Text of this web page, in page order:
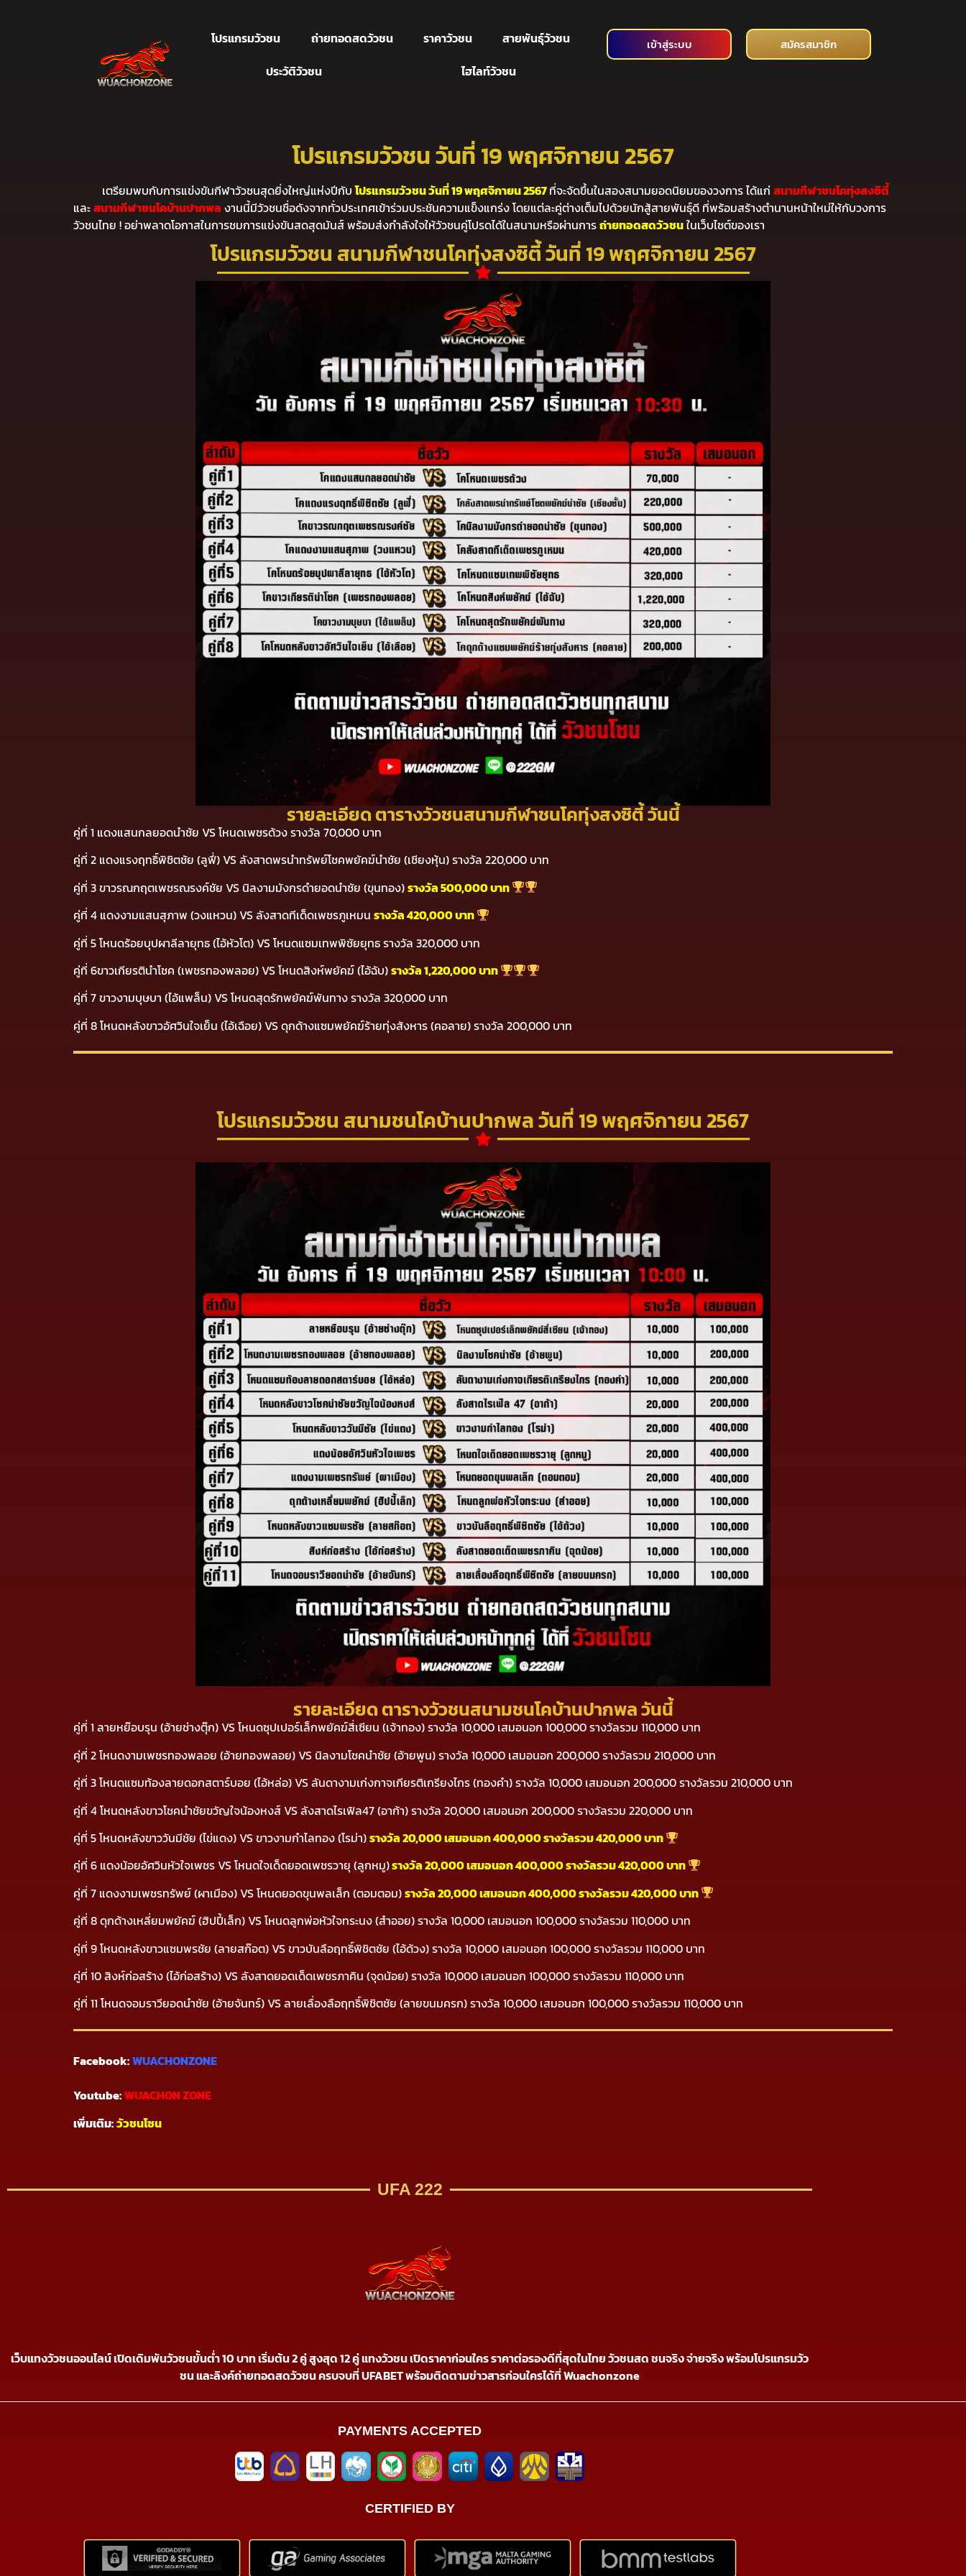
โปรแกรมวัวชน ถ่ายทอดสดวัวชน ราคาวัวชน
สายพันธุ์วัวชน
ประวัติวัวชน
ไฮไลท์วัวชน
เข้าสู่ระบบ สมัครสมาชิก
โปรแกรมวัวชน วันที่ 19 พฤศจิกายน 2567
เตรียมพบกับการแข่งขันกีฬาวัวชนสุดยิ่งใหญ่แห่งปีกับโปรแกรมวัวชน วันที่ 19 พฤศจิกายน 2567ที่จะจัดขึ้นในสองสนามยอดนิยมของวงการ ได้แก่ สนามกีฬาชนโคทุ่งสงซิตี้
และสนามกีฬาชนโคบ้านปากพล งานนี้มีวัวชนชื่อดังจากทั่วประเทศเข้าร่วมประชันความแข็งแกร่ง โดยแต่ละคู่ต่างเต็มไปด้วยนักสู้สายพันธุ์ดี ที่พร้อมสร้างตำนานหน้าใหม่ให้กับวงการ
วัวชนไทย ! อย่าพลาดโอกาสในการชมการแข่งขันสดสุดมันส์ พร้อมส่งกำลังใจให้วัวชนคู่โปรดได้ในสนามหรือผ่านการถ่ายทอดสดวัวชนในเว็บไซต์ของเรา
โปรแกรมวัวชน สนามกีฬาชนโคทุ่งสงซิตี้ วันที่ 19 พฤศจิกายน 2567
รายละเอียด ตารางวัวชนสนามกีฬาชนโคทุ่งสงซิตี้ วันนี้
คู่ที่ 1 แดงแสนกลยอดนำชัย VS โหนดเพชรด้วง รางวัล 70,000 บาท
คู่ที่ 2 แดงแรงฤทธิ์พิชิตชัย (ลูฟี่) VS ลังสาดพรนำทรัพย์โชคพยัคฆ์นำชัย (เชียงหุ้น) รางวัล 220,000 บาท
คู่ที่ 3 ขาวรณกฤตเพชรณรงค์ชัย VS นิลงามมังกรดำยอดนำชัย (ขุนทอง)รางวัล 500,000 บาท
คู่ที่ 4 แดงงามแสนสุภาพ (วงแหวน) VS ลังสาดทีเด็ดเพชรภูเหมน รางวัล 420,000 บาท
คู่ที่ 5 โหนดร้อยบุปผาลีลายุทธ (ไอ้หัวโต) VS โหนดแซมเทพพิชัยยุทธ รางวัล 320,000 บาท
คู่ที่ 6ขาวเกียรตินำโชค (เพชรทองพลอย) VS โหนดสิงห์พยัคฆ์ (ไอ้ฉับ)รางวัล 1,220,000 บาท
คู่ที่ 7 ขาวงามบุษบา (ไอ้แพล็น) VS โหนดสุดรักพยัคฆ์พันทาง รางวัล 320,000 บาท
คู่ที่ 8 โหนดหลังขาวอัศวินใจเย็น (ไอ้เฉือย) VS ดุกด้างแซมพยัคฆ์ร้ายทุ่งสังหาร (คอลาย) รางวัล 200,000 บาท
โปรแกรมวัวชน สนามชนโคบ้านปากพล วันที่ 19 พฤศจิกายน 2567
รายละเอียด ตารางวัวชนสนามชนโคบ้านปากพล วันนี้
คู่ที่ 1 ลายหย๊อบรุน (อ้ายช่างตุ๊ก) VS โหนดซุปเปอร์เล็กพยัคฆ์สี่เซียน (เจ้าทอง) รางวัล 10,000 เสมอนอก 100,000 รางวัลรวม 110,000 บาท
คู่ที่ 2 โหนดงามเพชรทองพลอย (อ้ายทองพลอย) VS นิลงามโชคนำชัย (อ้ายพูน) รางวัล 10,000 เสมอนอก 200,000 รางวัลรวม 210,000 บาท
คู่ที่ 3 โหนดแซมท้องลายดอกสตาร์บอย (ไอ้หล่อ) VS ลันดางามเก่งกาจเกียรติเกรียงไกร (ทองคำ) รางวัล 10,000 เสมอนอก 200,000 รางวัลรวม 210,000 บาท
คู่ที่ 4 โหนดหลังขาวโชคนำชัยขวัญใจน้องหงส์ VS ลังสาดไรเฟิล47 (อาก้า) รางวัล 20,000 เสมอนอก 200,000 รางวัลรวม 220,000 บาท
คู่ที่ 5 โหนดหลังขาววันมีชัย (ไข่แดง) VS ขาวงามกำไลทอง (โรม่า)รางวัล 20,000 เสมอนอก 400,000 รางวัลรวม 420,000 บาท
คู่ที่ 6 แดงน้อยอัศวินหัวใจเพชร VS โหนดใจเด็ดยอดเพชรวายุ (ลูกหมู)รางวัล 20,000 เสมอนอก 400,000 รางวัลรวม 420,000 บาท
คู่ที่ 7 แดงงามเพชรทรัพย์ (ผาเมือง) VS โหนดยอดขุนพลเล็ก (ตอมตอม)รางวัล 20,000 เสมอนอก 400,000 รางวัลรวม 420,000 บาท
คู่ที่ 8 ดุกด้างเหลี่ยมพยัคฆ์ (ฮิปปี้เล็ก) VS โหนดลูกพ่อหัวใจทระนง (สำออย) รางวัล 10,000 เสมอนอก 100,000 รางวัลรวม 110,000 บาท
คู่ที่ 9 โหนดหลังขาวแซมพรชัย (ลายสก๊อต) VS ขาวบันลือฤทธิ์พิชิตชัย (ไอ้ด้วง) รางวัล 10,000 เสมอนอก 100,000 รางวัลรวม 110,000 บาท
คู่ที่ 10 สิงห์ก่อสร้าง (ไอ้ก่อสร้าง) VS ลังสาดยอดเด็ดเพชรภาคิน (จุดน้อย) รางวัล 10,000 เสมอนอก 100,000 รางวัลรวม 110,000 บาท
คู่ที่ 11 โหนดจอมราวียอดนำชัย (อ้ายจันทร์) VS ลายเลื่องลือฤทธิ์พิชิตชัย (ลายขนมครก) รางวัล 10,000 เสมอนอก 100,000 รางวัลรวม 110,000 บาท
Facebook:WUACHONZONE
Youtube:WUACHON ZONE
เพิ่มเติม:วัวชนโซน
UFA 222
เว็บแทงวัวชนออนไลน์ เปิดเดิมพันวัวชนขั้นต่ำ 10 บาท เริ่มต้น 2 คู่ สูงสุด 12 คู่ แทงวัวชน เปิดราคาก่อนใคร ราคาต่อรองดีที่สุดในไทย วัวชนสด ชนจริง จ่ายจริง พร้อมโปรแกรมวัว
ชน และลิงค์ถ่ายทอดสดวัวชน ครบจบที่ UFABET พร้อมติดตามข่าวสารก่อนใครได้ที่ Wuachonzone
PAYMENTS ACCEPTED
CERTIFIED BY